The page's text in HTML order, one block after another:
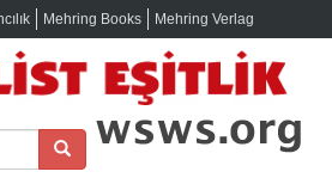
Mehring Books Mehring Verlag